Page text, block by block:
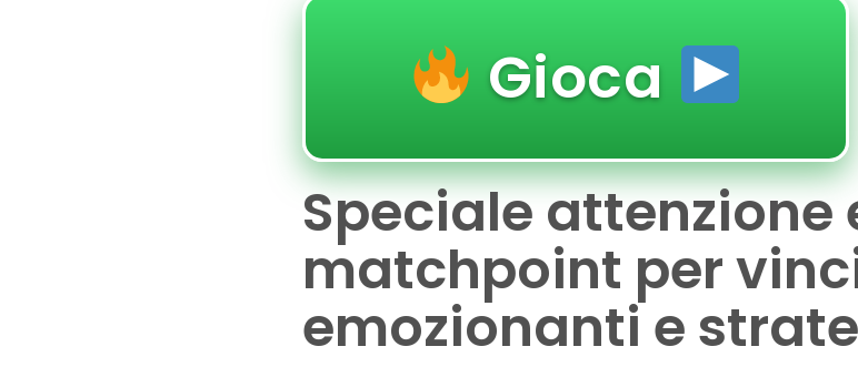
Gioca
Speciale attenzione
matchpoint per
emozionanti e